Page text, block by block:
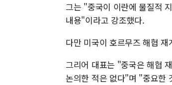
그는 "중국이 이란에 물질적
내용"이라고 강조했다.
다만 미국이 호르무즈 해협
그리어 대표는 "중국은 해협
논의한 적은 없다"며 "중요한